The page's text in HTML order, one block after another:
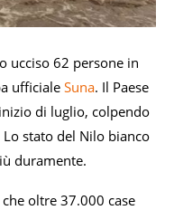
ucciso 62 persone in
ufficiale Suna. Il Paese
di luglio, colpendo
stato del Nilo bianco
duramente.
oltre 37.000 case